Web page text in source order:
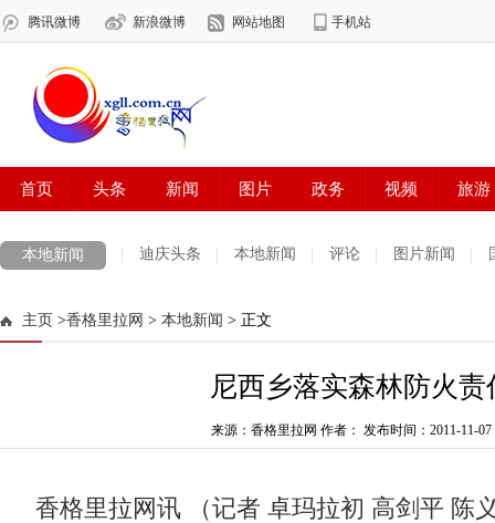
本地新闻 迪庆头条 本地新闻 评论 图片新闻
主页 >香格里拉网 > 本地新闻 > 正文
尼西乡落实森林防火责
来源：香格里拉网 作者： 发布时间：2011-11-07
香格里拉网讯 （记者 卓玛拉初 高剑平 陈